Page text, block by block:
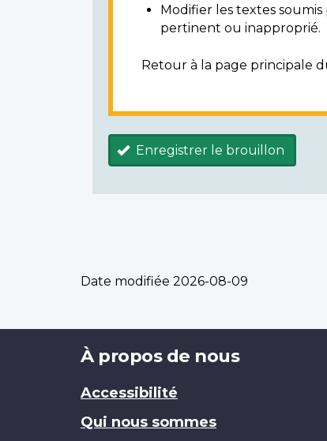
Modifier les textes
pertinent ou inapproprié.
Retour à la page principale
Enregistrer le brouillon
Date modifiée 2026-08-09
Brand
À propos de nous
Accessibilité
Qui nous sommes